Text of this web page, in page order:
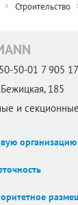
Строительство
50-01 7 905
185
и
организацию